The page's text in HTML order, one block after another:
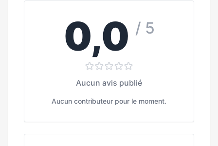
0,0 / 5
Aucun avis publié
Aucun contributeur pour le moment.